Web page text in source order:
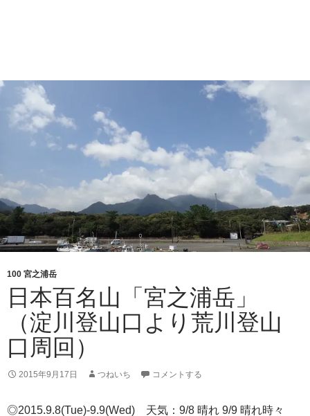
100 宮之浦岳
日本百名山「宮之浦岳」
（淀川登山口より荒川登山
口周回）
2015年9月17日 つねいち コメントする
◎2015.9.8(Tue)-9.9(Wed) 天気：9/8 晴れ 9/9 晴れ時々